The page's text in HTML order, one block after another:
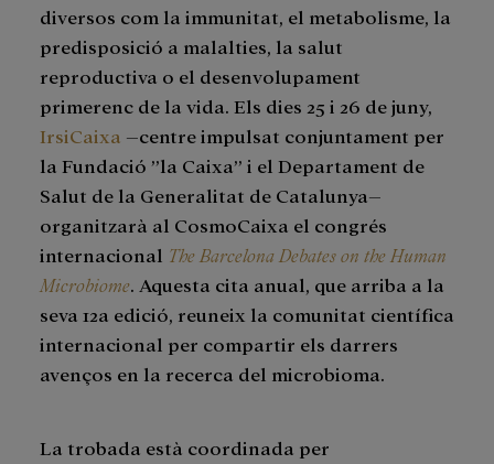
diversos com la immunitat, el metabolisme, la
predisposició a malalties, la salut
reproductiva o el desenvolupament
primerenc de la vida. Els dies 25 i 26 de juny,
IrsiCaixa –centre impulsat conjuntament per
la Fundació ”la Caixa” i el Departament de
Salut de la Generalitat de Catalunya–
organitzarà al CosmoCaixa el congrés
internacional The Barcelona Debates on the Human
Microbiome. Aquesta cita anual, que arriba a la
seva 12a edició, reuneix la comunitat científica
internacional per compartir els darrers
avenços en la recerca del microbioma.
La trobada està coordinada per